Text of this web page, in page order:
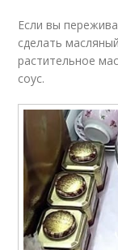
Если вы
сделать
растительное
соус.